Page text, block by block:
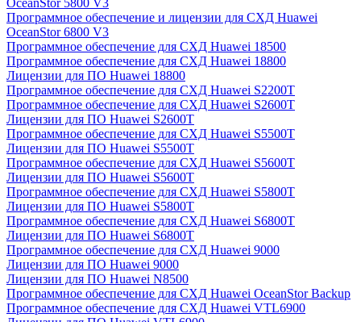
OceanStor 5800 V3
Программное обеспечение и лицензии для СХД Huawei
OceanStor 6800 V3
Программное обеспечение для СХД Huawei 18500
Программное обеспечение для СХД Huawei 18800
Лицензии для ПО Huawei 18800
Программное обеспечение для СХД Huawei S2200T
Программное обеспечение для СХД Huawei S2600T
Лицензии для ПО Huawei S2600T
Программное обеспечение для СХД Huawei S5500T
Лицензии для ПО Huawei S5500T
Программное обеспечение для СХД Huawei S5600T
Лицензии для ПО Huawei S5600T
Программное обеспечение для СХД Huawei S5800T
Лицензии для ПО Huawei S5800T
Программное обеспечение для СХД Huawei S6800T
Лицензии для ПО Huawei S6800T
Программное обеспечение для СХД Huawei 9000
Лицензии для ПО Huawei 9000
Лицензии для ПО Huawei N8500
Программное обеспечение для СХД Huawei OceanStor Backup
Программное обеспечение для СХД Huawei VTL6900